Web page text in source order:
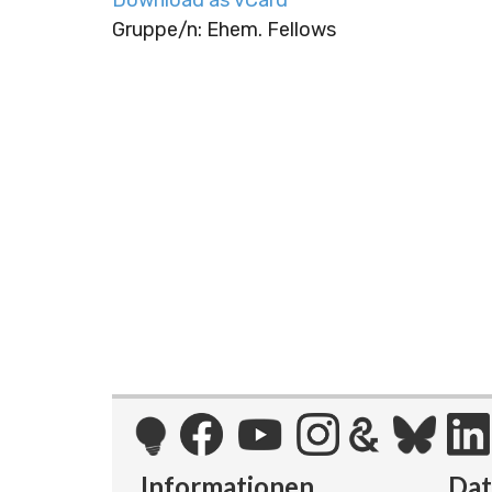
Gruppe/n: Ehem. Fellows